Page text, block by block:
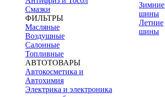
Смазки
ФИЛЬТРЫ
Масляные
Воздушные
Салонные
Топливные
АВТОТОВАРЫ
Автокосметика и
Автохимия
Электрика и электроника
Зимние
шины
Летние
шины